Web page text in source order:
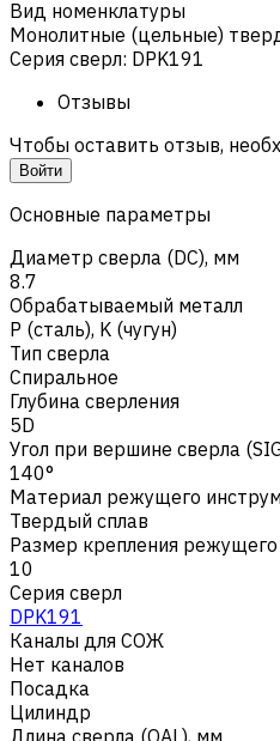
Вид номенклатуры
Монолитные (цельные)
Серия сверл: DPK191
Отзывы
Чтобы оставить отзыв,
Войти
Основные параметры
Диаметр сверла (DC), мм
8.7
Обрабатываемый металл
Р (сталь), K (чугун)
Тип сверла
Спиральное
Глубина сверления
5D
Угол при вершине сверла
140°
Материал режущего
Твердый сплав
Размер крепления
10
Серия сверл
DPK191
Каналы для СОЖ
Нет каналов
Посадка
Цилиндр
Длина сверла (OAL), мм